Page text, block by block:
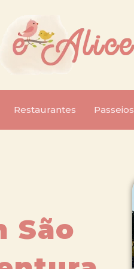
Restaurantes Passeios
São